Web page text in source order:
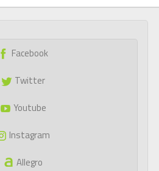
Facebook
Twitter
Youtube
Instagram
Allegro